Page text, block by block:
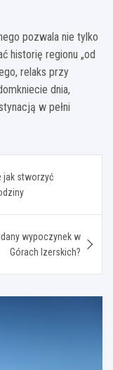
pozwala nie tylko
historię regionu „od
relaks przy
dnia,
w pełni
jak stworzyć
wypoczynek w
Górach Izerskich?